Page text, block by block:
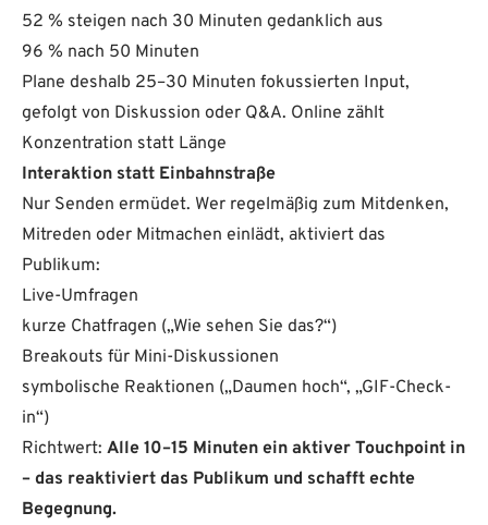
52 % steigen nach 30 Minuten gedanklich aus
96 % nach 50 Minuten
Plane deshalb 25–30 Minuten fokussierten Input,
gefolgt von Diskussion oder Q&A. Online zählt
Konzentration statt Länge
Interaktion statt Einbahnstraße
Nur Senden ermüdet. Wer regelmäßig zum Mitdenken,
Mitreden oder Mitmachen einlädt, aktiviert das
Publikum:
Live-Umfragen
kurze Chatfragen („Wie sehen Sie das?“)
Breakouts für Mini-Diskussionen
symbolische Reaktionen („Daumen hoch“, „GIF-Check-
in“)
Richtwert: Alle 10–15 Minuten ein aktiver Touchpoint in
– das reaktiviert das Publikum und schafft echte
Begegnung.